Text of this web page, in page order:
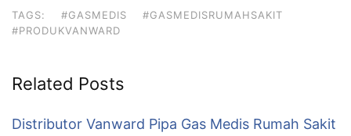
TAGS: #GASMEDIS
#GASMEDISRUMAHSAKIT
#PRODUKVANWARD
Related Posts
Distributor Vanward Pipa Gas Medis Rumah Sakit